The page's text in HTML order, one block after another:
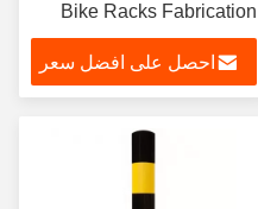
Bike Racks Fabrication
احصل على افضل سعر